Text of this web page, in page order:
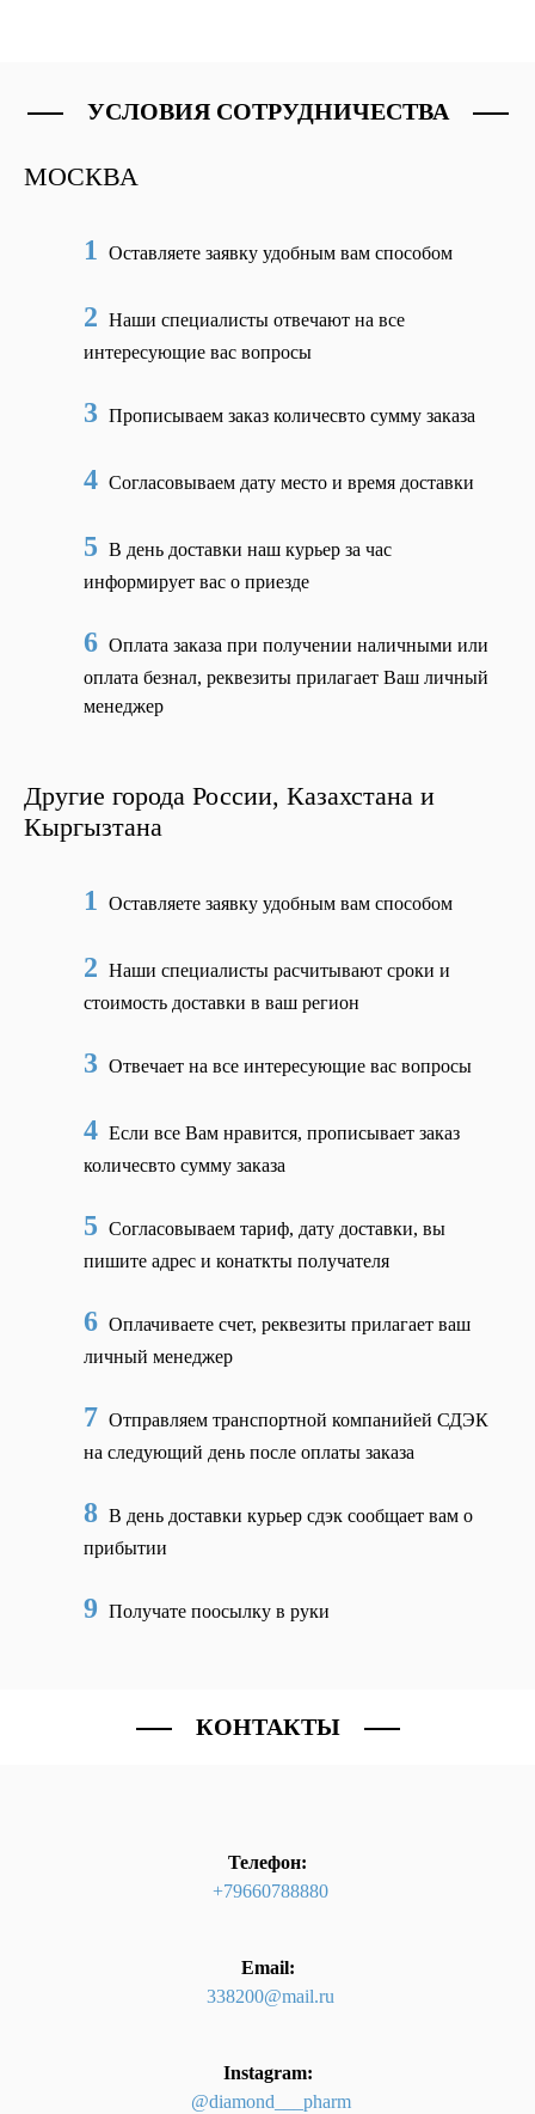
УСЛОВИЯ СОТРУДНИЧЕСТВА
МОСКВА
1 Оставляете заявку удобным вам способом
2 Наши специалисты отвечают на все
интересующие вас вопросы
3 Прописываем заказ количесвто сумму заказа
4 Согласовываем дату место и время доставки
5 В день доставки наш курьер за час
информирует вас о приезде
6 Оплата заказа при получении наличными или
оплата безнал, реквезиты прилагает Ваш личный
менеджер
Другие города России, Казахстана и
Кыргызтана
1 Оставляете заявку удобным вам способом
2 Наши специалисты расчитывают сроки и
стоимость доставки в ваш регион
3 Отвечает на все интересующие вас вопросы
4 Если все Вам нравится, прописывает заказ
количесвто сумму заказа
5 Согласовываем тариф, дату доставки, вы
пишите адрес и конаткты получателя
6 Оплачиваете счет, реквезиты прилагает ваш
личный менеджер
7 Отправляем транспортной компанийей СДЭК
на следующий день после оплаты заказа
8 В день доставки курьер сдэк сообщает вам о
прибытии
9 Получате поосылку в руки
КОНТАКТЫ
Телефон:
+79660788880
Email:
338200@mail.ru
Instagram:
@diamond___pharm